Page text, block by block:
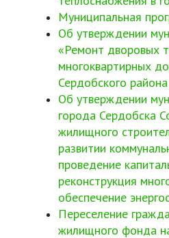
Муниципальная
Об утверждении
«Ремонт дворовых
многоквартирных
Сердобского
Об утверждении
города Сердобска
жилищного
развитии
проведение
реконструкция
обеспечение
Переселение
жилищного фонда